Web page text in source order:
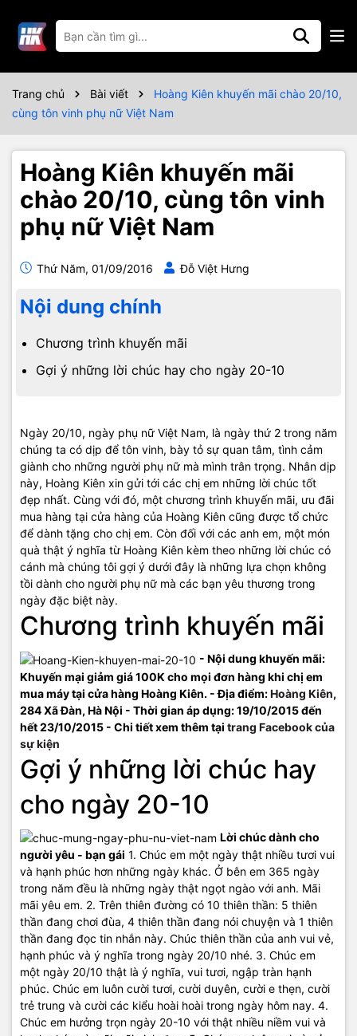
Trang chủ Bài viết
Hoàng Kiên khuyến mãi chào 20/10,
cùng tôn vinh phụ nữ Việt Nam
Hoàng Kiên khuyến mãi
chào 20/10, cùng tôn vinh
phụ nữ Việt Nam
Thứ Năm, 01/09/2016 Đỗ Việt Hưng
Nội dung chính
Chương trình khuyến mãi
Gợi ý những lời chúc hay cho ngày 20-10
Ngày 20/10, ngày phụ nữ Việt Nam, là ngày thứ 2 trong năm
chúng ta có dịp để tôn vinh, bày tỏ sự quan tâm, tình cảm
giành cho những người phụ nữ mà mình trân trọng. Nhân dịp
này, Hoàng Kiên xin gửi tới các chị em những lời chúc tốt
đẹp nhất. Cùng với đó, một chương trình khuyến mãi, ưu đãi
mua hàng tại cửa hàng của Hoàng Kiên cũng được tổ chức
để dành tặng cho chị em. Còn đối với các anh em, một món
quà thật ý nghĩa từ Hoàng Kiên kèm theo những lời chúc có
cánh mà chúng tôi gợi ý dưới đây là những lựa chọn không
tồi dành cho người phụ nữ mà các bạn yêu thương trong
ngày đặc biệt này.
Chương trình khuyến mãi
- Nội dung khuyến mãi:
Khuyến mại giảm giá 100K cho mọi đơn hàng khi chị em
mua máy tại cửa hàng Hoàng Kiên. - Địa điểm:Hoàng Kiên,
284 Xã Đàn, Hà Nội - Thời gian áp dụng: 19/10/2015 đến
hết 23/10/2015 - Chi tiết xem thêm tại trang Facebook của
sự kiện
Gợi ý những lời chúc hay
cho ngày 20-10
Lời chúc dành cho
người yêu - bạn gái 1. Chúc em một ngày thật nhiều tươi vui
và hạnh phúc hơn những ngày khác. Ở bên em 365 ngày
trong năm đều là những ngày thật ngọt ngào với anh. Mãi
mãi yêu em. 2. Trên thiên đường có 10 thiên thần: 5 thiên
thần đang chơi đùa, 4 thiên thần đang nói chuyện và 1 thiên
thần đang đọc tin nhắn này. Chúc thiên thần của anh vui vẻ,
hạnh phúc và ý nghĩa trong ngày 20/10 nhé. 3. Chúc em
một ngày 20/10 thật là ý nghĩa, vui tươi, ngập tràn hạnh
phúc. Chúc em luôn cười tươi, cười duyên, cười e thẹn, cười
trẻ trung và cười các kiểu hoài hoài trong ngày hôm nay. 4.
Chúc em hưởng trọn ngày 20-10 với thật nhiều niềm vui và